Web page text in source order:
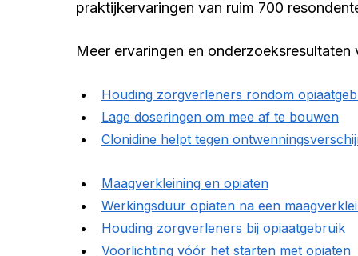
praktijkervaringen van ruim 700
Meer ervaringen en onderzoeksresultaten
Houding zorgverleners rondom
Lage doseringen om mee af te bouwen
Clonidine helpt tegen
Maagverkleining en opiaten
Werkingsduur opiaten na een
Houding zorgverleners bij opiaatgebruik
Voorlichting vóór het starten met opiaten